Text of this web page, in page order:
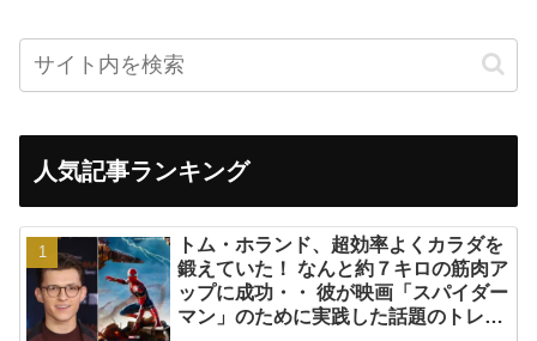
人気記事ランキング
トム・ホランド、超効率よくカラダを
鍛えていた！ なんと約７キロの筋肉ア
ップに成功・・ 彼が映画「スパイダー
マン」のために実践した話題のトレー